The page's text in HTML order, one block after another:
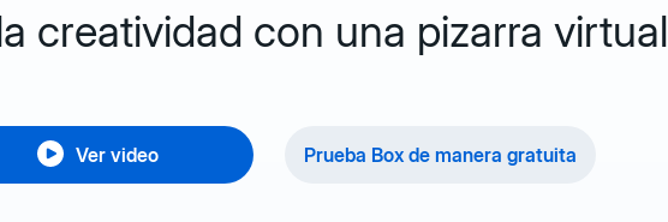
electrónica
con Box Sign
para desarrolladores
Box Automate
creatividad con una pizarra virtual
Ver video Prueba Box de manera gratuita